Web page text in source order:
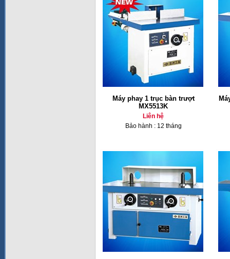
Máy phay 1 trục bàn trượt
MX5513K
Liên hệ
Bảo hành : 12 tháng